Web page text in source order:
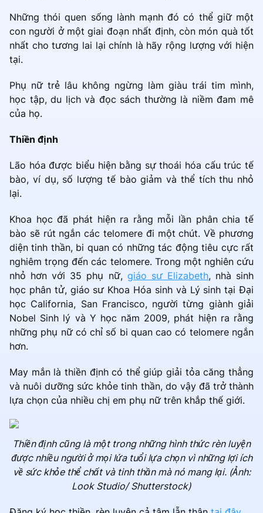
Những thói quen sống lành mạnh đó có thể giữ một
con người ở một giai đoạn nhất định, còn món quà tốt
nhất cho tương lai lại chính là hãy rộng lượng với hiện
tại.
Phụ nữ trẻ lâu không ngừng làm giàu trái tim mình,
học tập, du lịch và đọc sách thường là niềm đam mê
của họ.
Thiền định
Lão hóa được biểu hiện bằng sự thoái hóa cấu trúc tế
bào, ví dụ, số lượng tế bào giảm và thể tích thu nhỏ
lại.
Khoa học đã phát hiện ra rằng mỗi lần phân chia tế
bào sẽ rút ngắn các telomere đi một chút. Về phương
diện tinh thần, bi quan có những tác động tiêu cực rất
nghiêm trọng đến các telomere. Trong một nghiên cứu
nhỏ hơn với 35 phụ nữ, giáo sư Elizabeth, nhà sinh
học phân tử, giáo sư Khoa Hóa sinh và Lý sinh tại Đại
học California, San Francisco, người từng giành giải
Nobel Sinh lý và Y học năm 2009, phát hiện ra rằng
những phụ nữ có chỉ số bi quan cao có telomere ngắn
hơn.
May mắn là thiền định có thể giúp giải tỏa căng thẳng
và nuôi dưỡng sức khỏe tinh thần, do vậy đã trở thành
lựa chọn của nhiều chị em phụ nữ trên khắp thế giới.
Thiền định cũng là một trong những hình thức rèn luyện
được nhiều người ở mọi lứa tuổi lựa chọn vì những lợi ích
về sức khỏe thể chất và tinh thần mà nó mang lại. (Ảnh:
Look Studio/ Shutterstock)